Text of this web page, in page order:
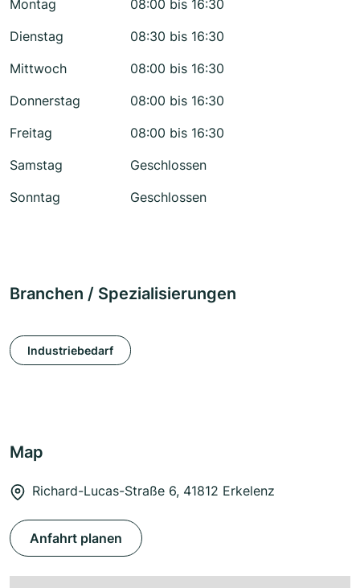
Montag
08:00 bis 16:30
Dienstag
08:30 bis 16:30
Mittwoch
08:00 bis 16:30
Donnerstag
08:00 bis 16:30
Freitag
08:00 bis 16:30
Samstag
Geschlossen
Sonntag
Geschlossen
Branchen / Spezialisierungen
Industriebedarf
Map
Richard-Lucas-Straße 6, 41812 Erkelenz
Anfahrt planen